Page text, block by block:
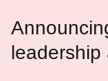
し
てleadership